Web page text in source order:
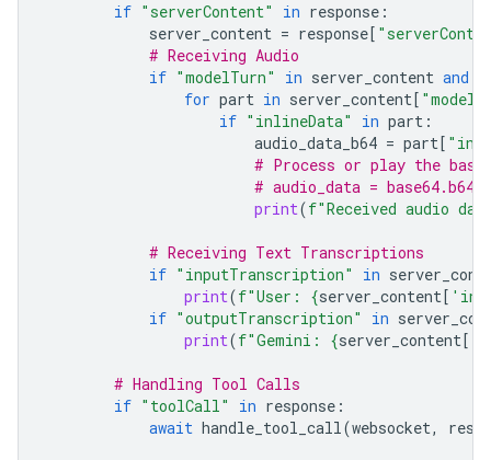
if "serverContent" in response :
server_content = response[
# Receiving Audio
if "modelTurn" in server_content and
for part in server_content[
if "inlineData" in part :
audio_data_b64 = part[
# Process or play the
# audio_data =
print(f"Received audio
# Receiving Text Transcriptions
if "inputTranscription" in
print(f"User: {server_content[
if "outputTranscription" in
print(f"Gemini: {server_content[
# Handling Tool Calls
if "toolCall" in response :
await handle_tool_call(websocket,